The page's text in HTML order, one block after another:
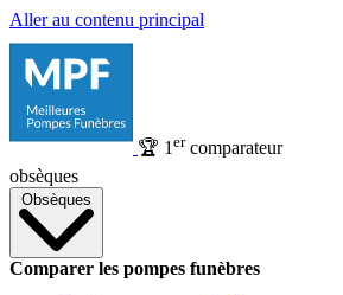
Aller au contenu principal
🏆 1 ercomparateur
obsèques
Obsèques
Comparer les pompes funèbres